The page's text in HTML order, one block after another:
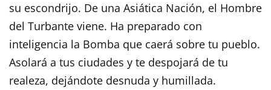
su escondrijo. De una Asiática Nación, el Hombre
del Turbante viene. Ha preparado con
inteligencia la Bomba que caerá sobre tu pueblo.
Asolará a tus ciudades y te despojará de tu
realeza, dejándote desnuda y humillada.